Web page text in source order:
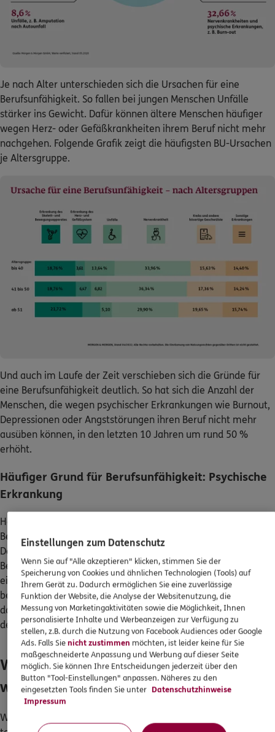
Je nach Alter unterschieden sich die Ursachen für eine
Berufsunfähigkeit. So fallen bei jungen Menschen Unfälle
stärker ins Gewicht. Dafür können ältere Menschen häufiger
wegen Herz- oder Gefäßkrankheiten ihrem Beruf nicht mehr
nachgehen. Folgende Grafik zeigt die häufigsten BU-Ursachen
je Altersgruppe.
Und auch im Laufe der Zeit verschieben sich die Gründe für
eine Berufsunfähigkeit deutlich. So hat sich die Anzahl der
Menschen, die wegen psychischer Erkrankungen wie Burnout,
Depressionen oder Angststörungen ihren Beruf nicht mehr
ausüben können, in den letzten 10 Jahren um rund 50 %
erhöht.
Häufiger Grund für Berufsunfähigkeit: Psychische
Erkrankung
Häufig ist jedoch eine psychische Erkrankung der Grund für die
Berufsunfähigkeit. Dazu zählen u. a. akuter Stress, Burnout und
Depressionen. Diese Erkrankungen betreffen alle
Berufsgruppen gleichermaßen. Die Wahrscheinlichkeit, dass
ein 20-jähriger Berufseinsteiger vor dem Rentenalter
berufsunfähig wird, liegt laut Statistik bei ca. 43 %. Denken Sie
daher unabhängig von Ihrem Beruf über eine Absicherung für
den Fall einer Berufsunfähigkeit nach.
Was passiert, wenn man berufsunfähig
wird?
Wenn Sie durch eine Krankheit nicht mehr oder nur noch
Einstellungen zum Datenschutz
Wenn Sie auf "Alle akzeptieren" klicken, stimmen Sie der
Speicherung von Cookies und ähnlichen Technologien (Tools) auf
Ihrem Gerät zu. Dadurch ermöglichen Sie eine zuverlässige
Funktion der Website, die Analyse der Websitenutzung, die
Messung von Marketingaktivitäten sowie die Möglichkeit, Ihnen
personalisierte Inhalte und Werbeanzeigen zur Verfügung zu
stellen, z.B. durch die Nutzung von Facebook Audiences oder Google
Ads. Falls Sienicht zustimmen möchten, ist leider keine für Sie
maßgeschneiderte Anpassung und Werbung auf dieser Seite
möglich. Sie können Ihre Entscheidungen jederzeit über den
Button "Tool-Einstellungen" anpassen. Näheres zu den
eingesetzten Tools finden Sie unter Datenschutzhinweise
Impressum